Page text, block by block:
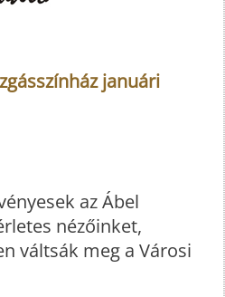
januári
az Ábel
nézőinket,
váltsák meg a Városi